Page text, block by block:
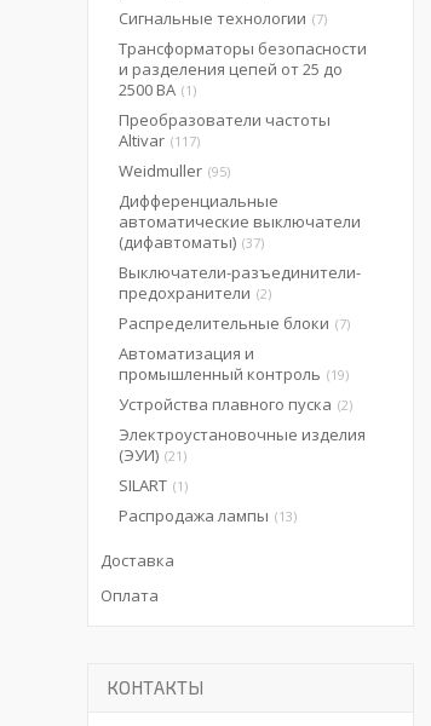
Сигнальные технологии 7
Трансформаторы безопасности
и разделения цепей от 25 до
2500 ВА 1
Преобразователи частоты
Altivar 117
Weidmuller 95
Дифференциальные
автоматические выключатели
(дифавтоматы) 37
Выключатели-разъединители-
предохранители 2
Распределительные блоки 7
Автоматизация и
промышленный контроль
19
Устройства плавного пуска 2
Электроустановочные изделия
(ЭУИ) 21
SILART 1
Распродажа лампы 13
Доставка
Оплата
КОНТАКТЫ